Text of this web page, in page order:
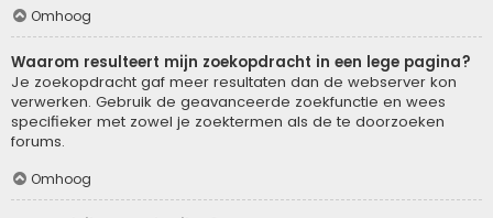
Omhoog
Waarom resulteert mijn zoekopdracht in een lege pagina?
Je zoekopdracht gaf meer resultaten dan de webserver kon
verwerken. Gebruik de geavanceerde zoekfunctie en wees
specifieker met zowel je zoektermen als de te doorzoeken
forums.
Omhoog